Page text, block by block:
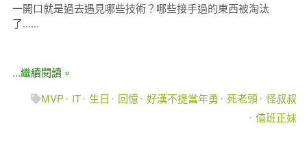
一開口就是過去遇見哪些技術？哪些接手過的東西被淘汰
了......
...繼續閱讀 »
MVP
IT 生日 回憶 好漢不提當年勇 死老頭 怪叔叔
值班正妹